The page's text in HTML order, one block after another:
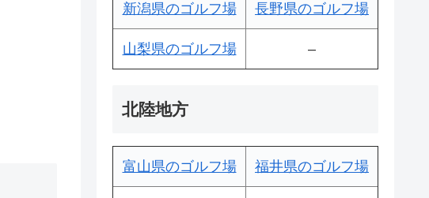
新潟県のゴルフ場 長野県のゴルフ場
山梨県のゴルフ場 –
北陸地方
富山県のゴルフ場 福井県のゴルフ場